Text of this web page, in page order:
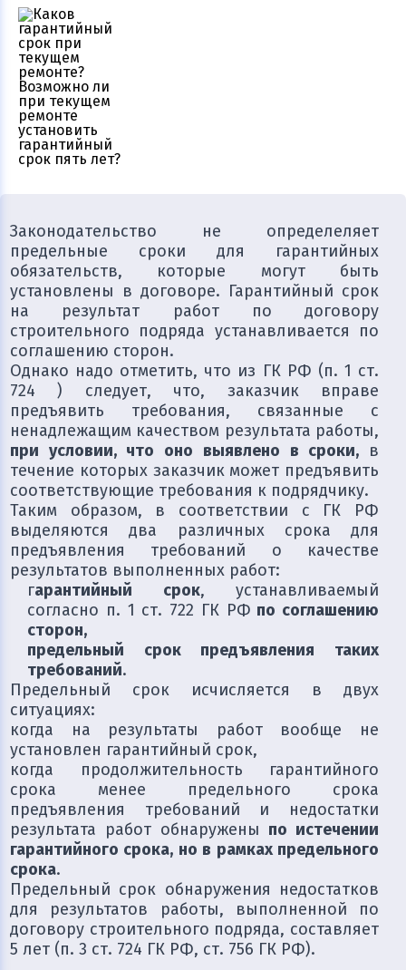
Законодательство не определеляет
предельные сроки для гарантийных
обязательств, которые могут быть
установлены в договоре. Гарантийный срок
на результат работ по договору
строительного подряда устанавливается по
соглашению сторон.
Однако надо отметить, что из ГК РФ (п. 1 ст.
724 ) следует, что, заказчик вправе
предъявить требования, связанные с
ненадлежащим качеством результата работы,
при условии, что оно выявлено в сроки, в
течение которых заказчик может предъявить
соответствующие требования к подрядчику.
Таким образом, в соответствии с ГК РФ
выделяются два различных срока для
предъявления требований о качестве
результатов выполненных работ:
гарантийный срок, устанавливаемый
согласно п. 1 ст. 722 ГК РФ по соглашению
сторон,
предельный срок предъявления таких
требований.
Предельный срок исчисляется в двух
ситуациях:
когда на результаты работ вообще не
установлен гарантийный срок,
когда продолжительность гарантийного
срока менее предельного срока
предъявления требований и недостатки
результата работ обнаружены по истечении
гарантийного срока, но в рамках предельного
срока.
Предельный срок обнаружения недостатков
для результатов работы, выполненной по
договору строительного подряда, составляет
5 лет (п. 3 ст. 724 ГК РФ, ст. 756 ГК РФ).